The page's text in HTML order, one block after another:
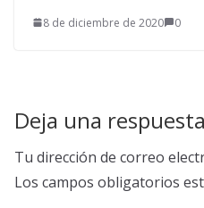
8 de diciembre de 2020 0
Deja una respuesta
Tu dirección de correo
Los campos obligatorios